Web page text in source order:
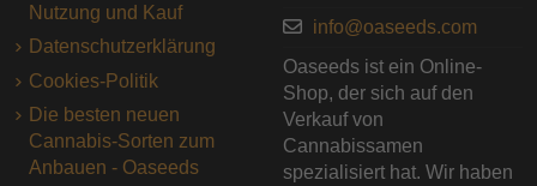
Nutzung und Kauf
Datenschutzerklärung
Cookies-Politik
Die besten neuen
Cannabis-Sorten zum
Anbauen - Oaseeds
info@oaseeds.com
Oaseeds ist ein Online-
Shop, der sich auf den
Verkauf von
Cannabissamen
spezialisiert hat. Wir haben